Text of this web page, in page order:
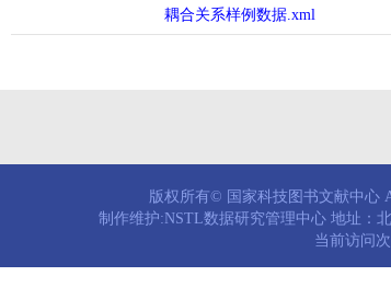
耦合关系样例数据.xml
版权所有© 国家科技图书文献中心
制作维护:NSTL数据研究管理中心 地址：
当前访问